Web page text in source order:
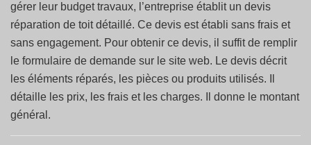
gérer leur budget travaux, l’entreprise établit un devis
réparation de toit détaillé. Ce devis est établi sans frais et
sans engagement. Pour obtenir ce devis, il suffit de remplir
le formulaire de demande sur le site web. Le devis décrit
les éléments réparés, les pièces ou produits utilisés. Il
détaille les prix, les frais et les charges. Il donne le montant
général.